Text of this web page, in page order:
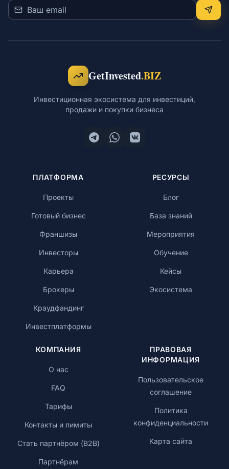
GetInvested.BIZ
Инвестиционная экосистема для инвестиций,
продажи и покупки бизнеса
ПЛАТФОРМА
Проекты
Готовый бизнес
Франшизы
Инвесторы
Карьера
Брокеры
Краудфандинг
Инвестплатформы
РЕСУРСЫ
Блог
База знаний
Мероприятия
Обучение
Кейсы
Экосистема
КОМПАНИЯ
О нас
FAQ
Тарифы
Контакты и лимиты
Стать партнёром (B2B)
Партнёрам
ПРАВОВАЯ
ИНФОРМАЦИЯ
Пользовательское
соглашение
Политика
конфиденциальности
Карта сайта